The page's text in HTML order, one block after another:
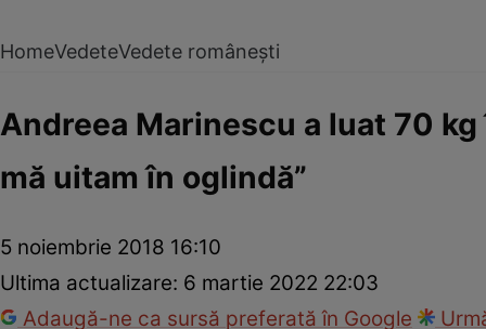
HomeVedeteVedete românești
Andreea Marinescu a luat 70
mă uitam în oglindă”
5 noiembrie 2018 16:10
Ultima actualizare: 6 martie 2022 22:03
Adaugă-ne ca sursă preferată în Google